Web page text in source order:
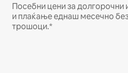
Посебни цени за долгорочни
и плаќање еднаш месечно
трошоци.*